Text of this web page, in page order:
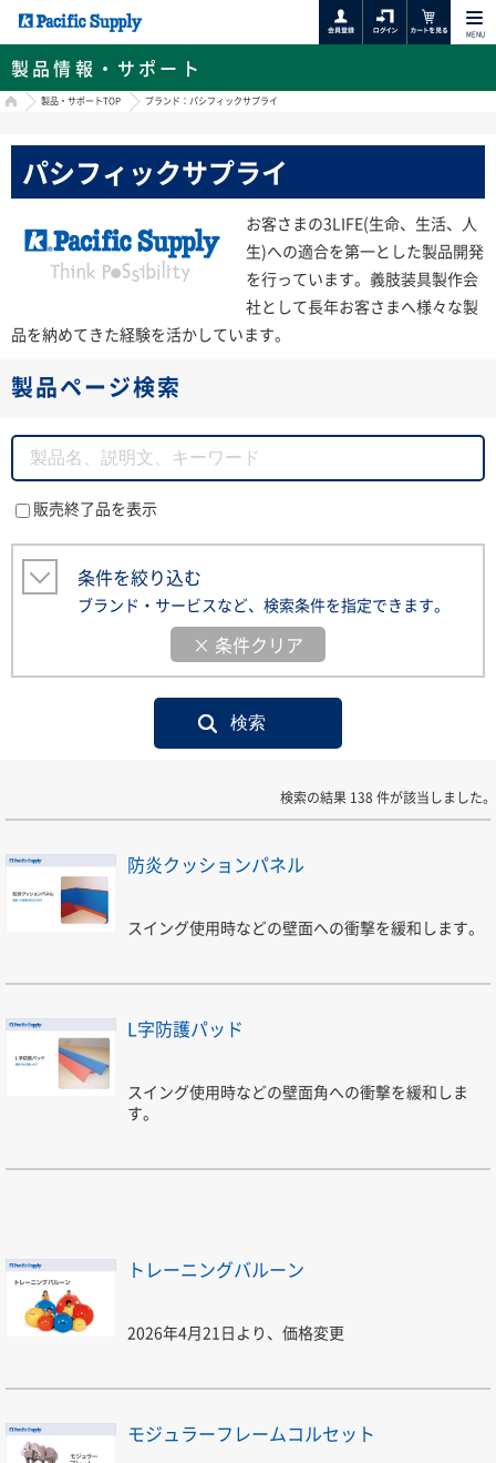
MENU
製品情報・サポート
HOME製品・サポートTOP ブランド：パシフィックサプライ
パシフィックサプライ
お客さまの3LIFE(生命、生活、人
生)への適合を第一とした製品開発
を行っています。義肢装具製作会
社として長年お客さまへ様々な製
品を納めてきた経験を活かしています。
製品ページ検索
販売終了品を表示
条件を絞り込む
ブランド・サービスなど、検索条件を指定できます。
× 条件クリア
検索の結果 138 件が該当しました。
防炎クッションパネル
スイング使用時などの壁面への衝撃を緩和します。
L字防護パッド
スイング使用時などの壁面角への衝撃を緩和しま
す。
トレーニングバルーン
2026年4月21日より、価格変更
モジュラーフレームコルセット